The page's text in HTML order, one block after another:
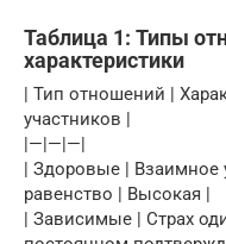
Таблица 1: Типы
характеристики
| Тип отношений |
участников |
|—|—|—|
| Здоровые |
равенство | Высокая |
| Зависимые | Страх